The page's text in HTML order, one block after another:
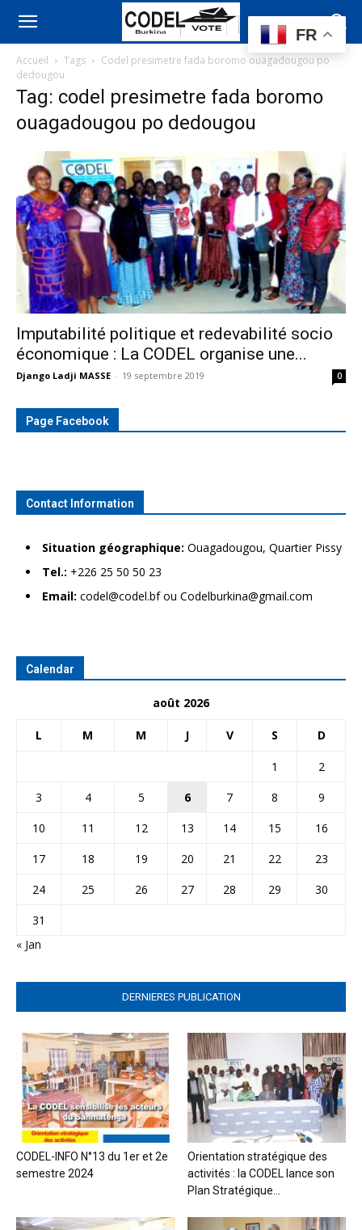
Accueil Tags
Codel presimetre fada boromo ouagadougou po
dedougou
Tag: codel presimetre fada boromo
ouagadougou po dedougou
Imputabilité politique et redevabilité socio
économique : La CODEL organise une...
Django Ladji MASSE - 19 septembre 2019 0
Page Facebook
Contact Information
Situation géographique: Ouagadougou, Quartier Pissy
Tel.: +226 25 50 50 23
Email: codel@codel.bf ou Codelburkina@gmail.com
Calendar
août 2026
L M M J V S D
1
2
3
4 5 6 7 8
9
10
11 12 13 14 15
16
17
18 19 20 21 22
23
24
25 26 27 28 29
30
31
« Jan
DERNIERES PUBLICATION
CODEL-INFO N°13 du 1er et 2e
semestre 2024
Orientation stratégique des
activités : la CODEL lance son
Plan Stratégique...
FR